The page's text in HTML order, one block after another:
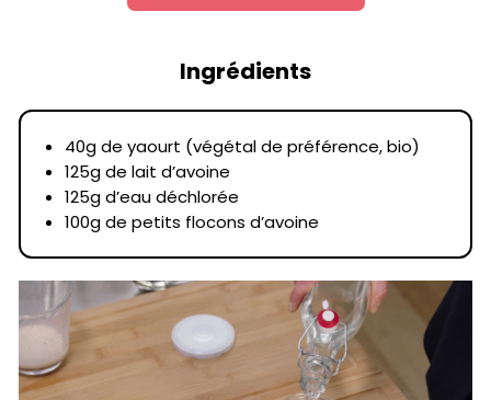
Ingrédients
40g de yaourt (végétal de préférence, bio)
125g de lait d’avoine
125g d’eau déchlorée
100g de petits flocons d’avoine